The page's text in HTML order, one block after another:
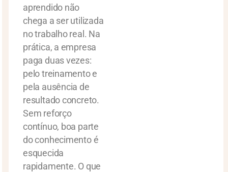
aprendido não
chega a ser utilizada
no trabalho real. Na
prática, a empresa
paga duas vezes:
pelo treinamento e
pela ausência de
resultado concreto.
Sem reforço
contínuo, boa parte
do conhecimento é
esquecida
rapidamente. O que